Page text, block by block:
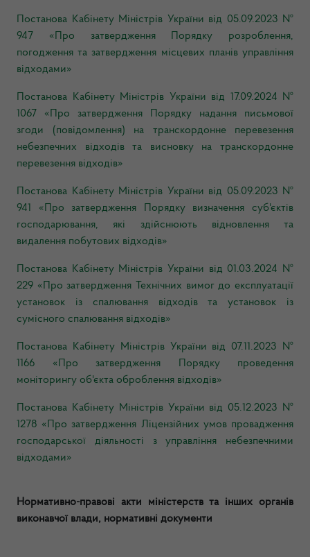
Постанова Кабінету Міністрів України від 05.09.2023 №
947 «Про затвердження Порядку розроблення,
погодження та затвердження місцевих планів управління
відходами»
Постанова Кабінету Міністрів України від 17.09.2024 №
1067 «Про затвердження Порядку надання письмової
згоди (повідомлення) на транскордонне перевезення
небезпечних відходів та висновку на транскордонне
перевезення відходів»
Постанова Кабінету Міністрів України від 05.09.2023 №
941 «Про затвердження Порядку визначення суб'єктів
господарювання, які здійснюють відновлення та
видалення побутових відходів»
Постанова Кабінету Міністрів України від 01.03.2024 №
229 «Про затвердження Технічних вимог до експлуатації
установок із спалювання відходів та установок із
сумісного спалювання відходів»
Постанова Кабінету Міністрів України від 07.11.2023 №
1166 «Про затвердження Порядку проведення
моніторингу об'єкта оброблення відходів»
Постанова Кабінету Міністрів України від 05.12.2023 №
1278 «Про затвердження Ліцензійних умов провадження
господарської діяльності з управління небезпечними
відходами»
Нормативно-правові акти міністерств та інших органів
виконавчої влади, нормативні документи